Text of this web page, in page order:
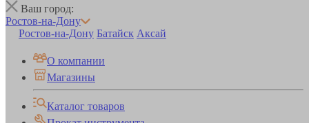
Ваш город:
Ростов-на-Дону
Ростов-на-Дону Батайск Аксай
О компании
Магазины
Каталог товаров